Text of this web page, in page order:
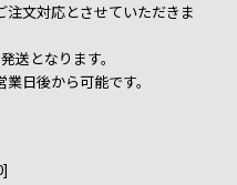
注文対応とさせていただきま
送となります。
日後から可能です。